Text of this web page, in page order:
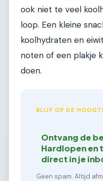
ook niet te veel
loop. Een kleine
koolhydraten en
noten of een plakje
doen.
BLIJF OP DE
Ontvang de
Hardlopen en
direct in je
Geen spam. Altijd